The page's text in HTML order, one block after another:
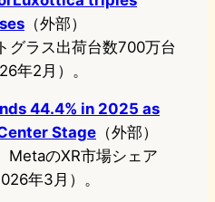
（外部）
グラス出荷台数700万台
年2月）。
44.4% in 2025 as
Stage （外部）
MetaのXR市場シェア
年3月）。